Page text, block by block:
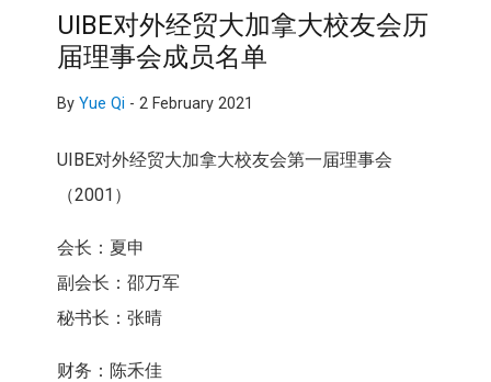
UIBE对外经贸大加拿大校友会历
届理事会成员名单
By Yue Qi - 2 February 2021
UIBE对外经贸大加拿大校友会第一届理事会
（2001）
会长：夏申
副会长：邵万军
秘书长：张晴
财务：陈禾佳